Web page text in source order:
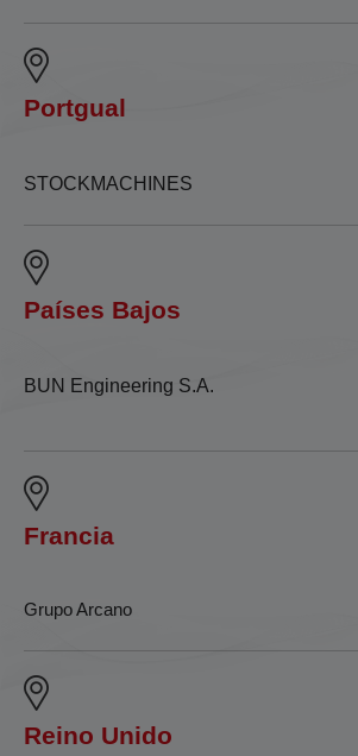
Portgual
STOCKMACHINES
Países Bajos
BUN Engineering S.A.
Francia
Grupo Arcano
Reino Unido